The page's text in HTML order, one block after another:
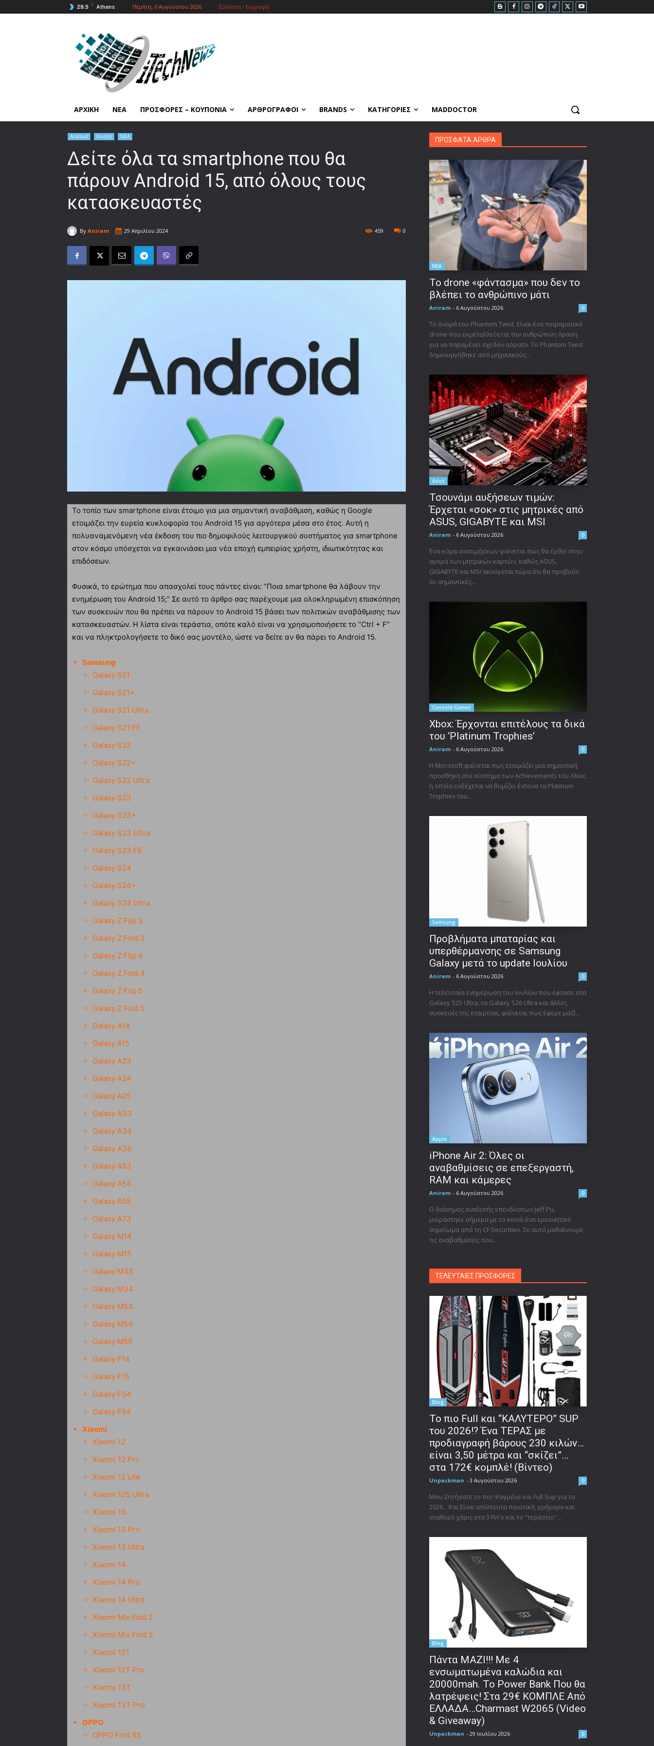
29.5 C Athens Πέμπτη, 6 Αυγούστου 2026 Σύνδεση / Εγγραφή
ΑΡΧΙΚΗ ΝΕΑ ΠΡΟΣΦΟΡΕΣ – ΚΟΥΠΟΝΙΑ ΑΡΘΡΟΓΡΑΦΟΙ BRANDS ΚΑΤΗΓΟΡΙΕΣ MADDOCTOR
Android Κινητά ΝΕΑ
Δείτε όλα τα smartphone που θα
πάρουν Android 15, από όλους τους
κατασκευαστές
By Aniram 29 Απριλίου 2024 0
459
Το τοπίο των smartphone είναι έτοιμο για μια σημαντική αναβάθμιση, καθώς η Google
ετοιμάζει την ευρεία κυκλοφορία του Android 15 για αργότερα μέσα στο έτος. Αυτή η
πολυαναμενόμενη νέα έκδοση του πιο δημοφιλούς λειτουργικού συστήματος για smartphone
στον κόσμο υπόσχεται να εγκαινιάσει μια νέα εποχή εμπειρίας χρήστη, ιδιωτικότητας και
επιδόσεων.
Φυσικά, το ερώτημα που απασχολεί τους πάντες είναι: “Ποια smartphone θα λάβουν την
ενημέρωση του Android 15;” Σε αυτό το άρθρο σας παρέχουμε μια ολοκληρωμένη επισκόπηση
των συσκευών που θα πρέπει να πάρουν το Android 15 βάσει των πολιτικών αναβάθμισης των
κατασκευαστών. Η λίστα είναι τεράστια, οπότε καλό είναι να χρησιμοποιήσετε το “Ctrl + F”
και να πληκτρολογήσετε το δικό σας μοντέλο, ώστε να δείτε αν θα πάρει το Android 15.
Samsung
Galaxy S21
Galaxy S21+
Galaxy S21 Ultra
Galaxy S21 FE
Galaxy S22
Galaxy S22+
Galaxy S22 Ultra
Galaxy S23
Galaxy S23+
Galaxy S23 Ultra
Galaxy S23 FE
Galaxy S24
Galaxy S24+
Galaxy S24 Ultra
Galaxy Z Flip 3
Galaxy Z Fold 3
Galaxy Z Flip 4
Galaxy Z Fold 4
Galaxy Z Flip 5
Galaxy Z Fold 5
Galaxy A14
Galaxy A15
Galaxy A23
Galaxy A24
Galaxy A25
Galaxy A33
Galaxy A34
Galaxy A35
Galaxy A53
Galaxy A54
Galaxy A55
Galaxy A73
Galaxy M14
Galaxy M15
Galaxy M33
Galaxy M34
Galaxy M53
Galaxy M54
Galaxy M55
Galaxy F14
Galaxy F15
Galaxy F34
Galaxy F54
Xiaomi
Xiaomi 12
Xiaomi 12 Pro
Xiaomi 12 Lite
Xiaomi 12S Ultra
Xiaomi 13
Xiaomi 13 Pro
Xiaomi 13 Ultra
Xiaomi 14
Xiaomi 14 Pro
Xiaomi 14 Ultra
Xiaomi Mix Fold 2
Xiaomi Mix Fold 3
Xiaomi 12T
Xiaomi 12T Pro
Xiaomi 13T
Xiaomi 13T Pro
OPPO
OPPO Find X5
ΠΡΟΣΦΑΤΑ ΑΡΘΡΑ
ΝΕΑ
Το drone «φάντασμα» που δεν το
βλέπει το ανθρώπινο μάτι
Aniram - 6 Αυγούστου 2026 0
Το όνομά του Phantom Twist. Είναι ένα πειραματικό
drone που εκμεταλλεύεται την ανθρώπινη όραση
για να παραμένει σχεδόν αόρατο. Το Phantom Twist
δημιουργήθηκε από μηχανικούς...
Asus
Τσουνάμι αυξήσεων τιμών:
Έρχεται «σοκ» στις μητρικές από
ASUS, GIGABYTE και MSI
Aniram - 6 Αυγούστου 2026 0
Ένα κύμα ανατιμήσεων φαίνεται πως θα έρθει στην
αγορά των μητρικών καρτών, καθώς ASUS,
GIGABYTE και MSI ακούγεται τώρα ότι θα προβούν
σε σημαντικές...
Console Games
Xbox: Έρχονται επιτέλους τα δικά
του ‘Platinum Trophies’
Aniram - 6 Αυγούστου 2026 0
Η Microsoft φαίνεται πως ετοιμάζει μια σημαντική
προσθήκη στο σύστημα των Achievements του Xbox,
η οποία ενδέχεται να θυμίζει έντονα τα Platinum
Trophies του...
Samsung
Προβλήματα μπαταρίας και
υπερθέρμανσης σε Samsung
Galaxy μετά το update Ιουλίου
Aniram - 6 Αυγούστου 2026 0
Η τελευταία ενημέρωση του Ιουλίου που έφτασε στα
Galaxy S25 Ultra, τα Galaxy S26 Ultra και άλλες
συσκευές της εταιρείας, φαίνεται πως έφερε μαζί...
Apple
iPhone Air 2: Όλες οι
αναβαθμίσεις σε επεξεργαστή,
RAM και κάμερες
Aniram - 6 Αυγούστου 2026 0
Ο διάσημος αναλυτής επενδύσεων Jeff Pu,
μοιράστηκε σήμερα με το κοινό ένα ερευνητικό
σημείωμα από τη CF Securities. Σε αυτό μαθαίνουμε
τις αναβαθμίσεις που...
ΤΕΛΕΥΤΑΙΕΣ ΠΡΟΣΦΟΡΕΣ
Blog
To πιο Full και “ΚΑΛΥΤΕΡΟ” SUP
του 2026!? Ένα ΤΕΡΑΣ με
προδιαγραφή βάρους 230 κιλών…
είναι 3,50 μέτρα και “σκίζει”…
στα 172€ κομπλέ! (Βίντεο)
Unpackman - 3 Αυγούστου 2026 0
Μου Ζητήσατε το πιο Ψαγμένο και Full Sup για το
2026... Και Είναι απίστευτα ποιοτικό, γρήγορο και
σταθερό χάρις στα 3 Fin's και το "τεράστιο"...
Blog
Πάντα ΜΑΖΙ!!! Με 4
ενσωματωμένα καλώδια και
20000mah. Το Power Bank Που θα
λατρέψεις! Στα 29€ ΚΟΜΠΛΕ Από
ΕΛΛΑΔΑ…Charmast W2065 (Video
& Giveaway)
Unpackman - 29 Ιουλίου 2026 0